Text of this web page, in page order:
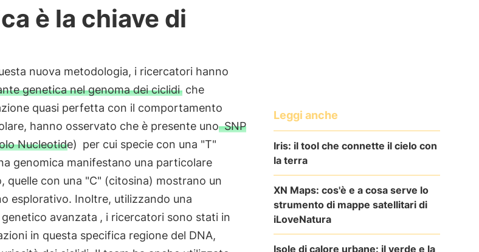
è la chiave di
nuova metodologia, i ricercatori hanno
genetica nel genoma dei ciclidiche
quasi perfetta con il comportamento
hanno osservato che è presente uno SNP
Nucleotide) per cui specie con una "T"
genomica manifestano una particolare
quelle con una "C" (citosina) mostrano un
esplorativo. Inoltre, utilizzando una
avanzata , i ricercatori sono stati in
in questa specifica regione del DNA,
Leggi anche
Iris: il tool che connette il cielo con
la terra
XN Maps: cos'è e a cosa serve lo
strumento di mappe satellitari di
iLoveNatura
Isole di calore urbane: il verde e la